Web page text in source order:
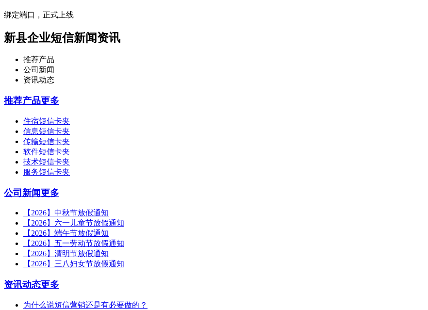
绑定端口，正式上线
新县企业短信新闻资讯
推荐产品
公司新闻
资讯动态
推荐产品更多
住宿短信卡夹
信息短信卡夹
传输短信卡夹
软件短信卡夹
技术短信卡夹
服务短信卡夹
公司新闻更多
【2026】中秋节放假通知
【2026】六一儿童节放假通知
【2026】端午节放假通知
【2026】五一劳动节放假通知
【2026】清明节放假通知
【2026】三八妇女节放假通知
资讯动态更多
为什么说短信营销还是有必要做的？